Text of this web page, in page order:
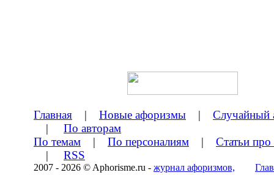
Главная | Новые афоризмы | Случайный
| По авторам
По темам | По персоналиям | Статьи
| RSS
2007 - 2026 © Aphorisme.ru - журнал афоризмов,